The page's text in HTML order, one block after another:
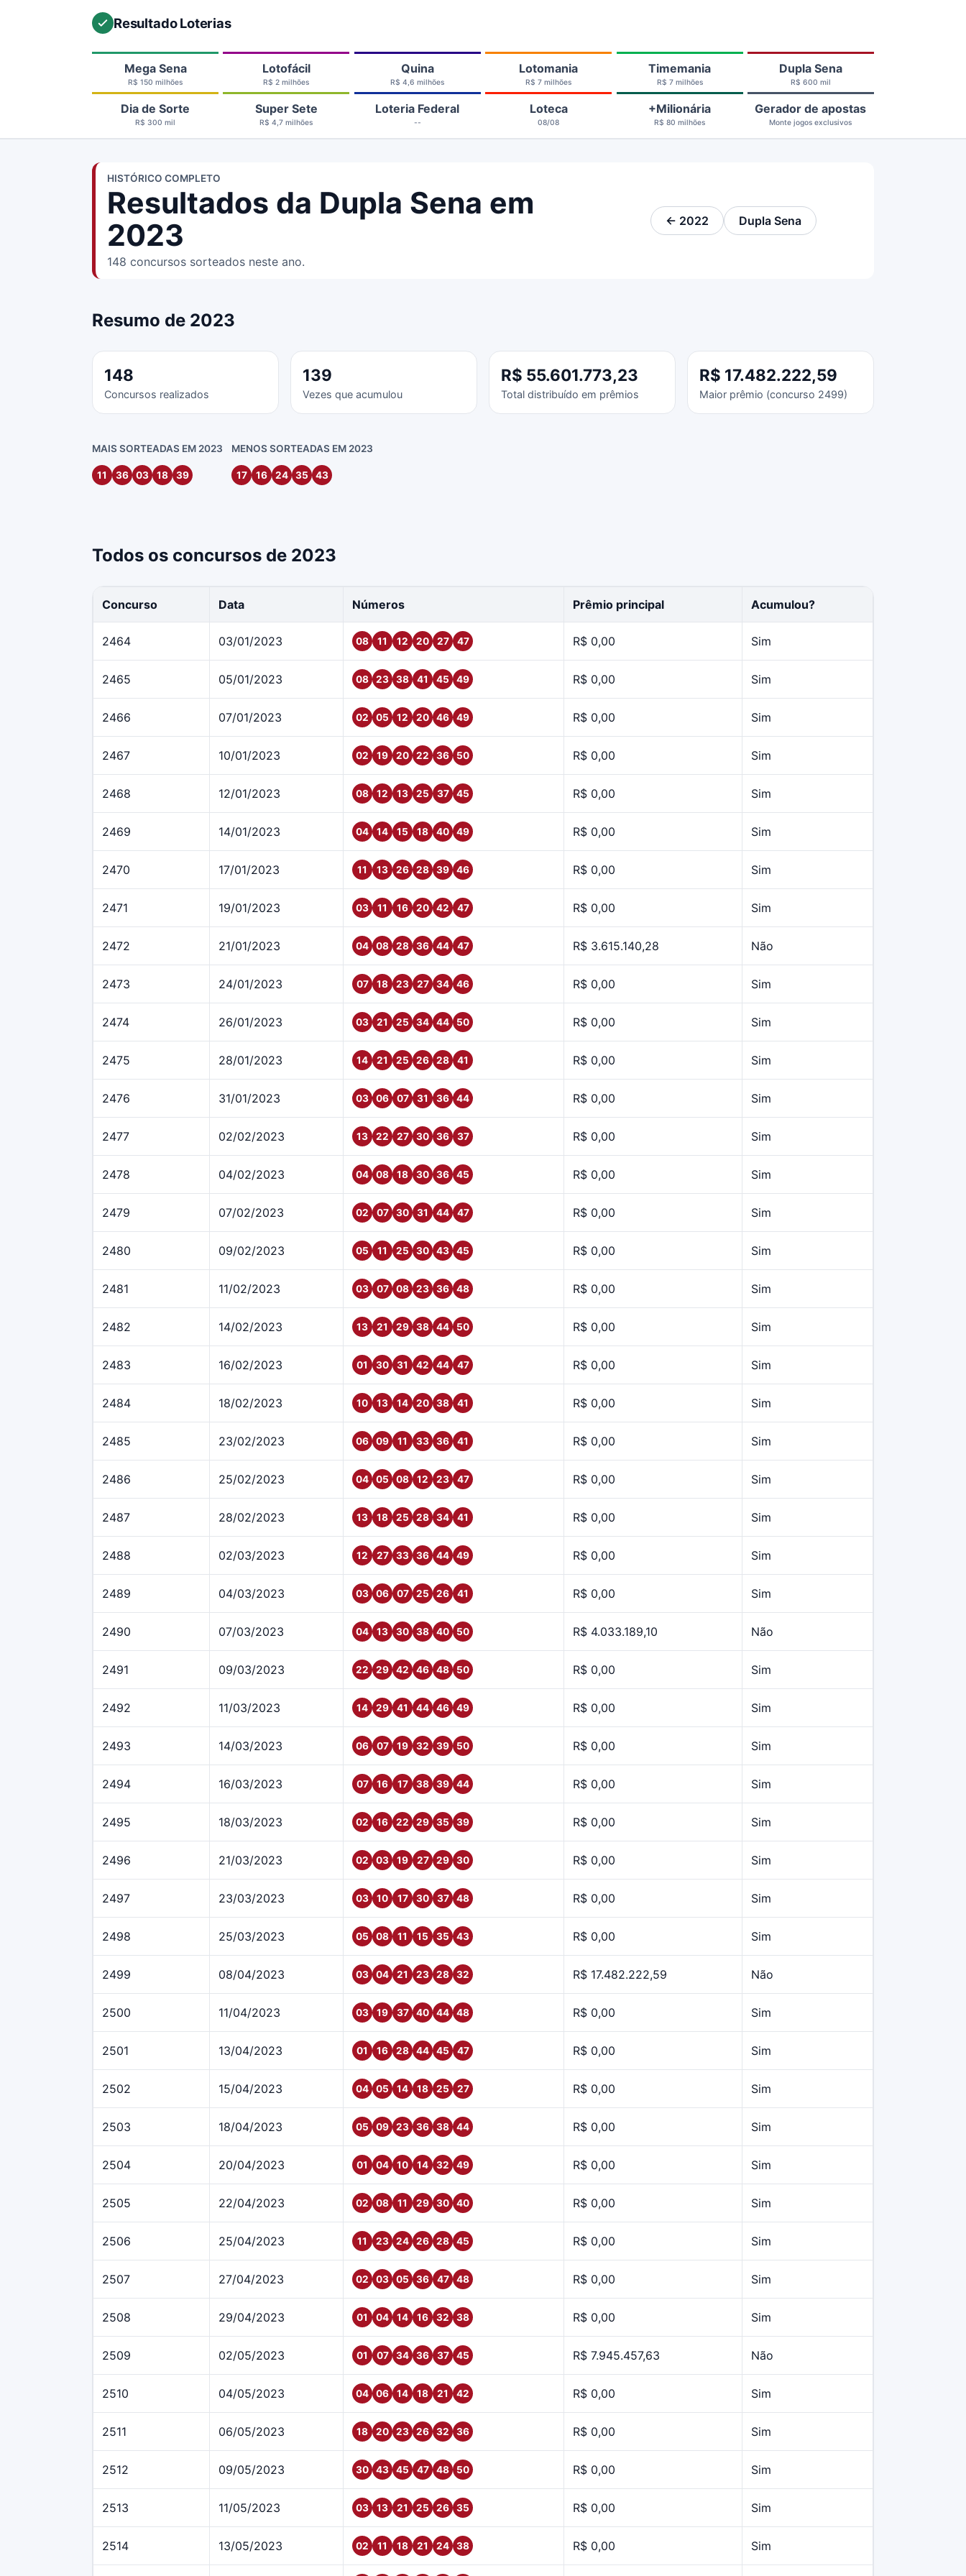
Resultado Loterias
Mega Sena
R$ 150 milhões
Lotofácil
R$ 2 milhões
Quina
R$ 4,6 milhões
Lotomania
R$ 7 milhões
Timemania
R$ 7 milhões
Dupla Sena
R$ 600 mil
Dia de Sorte
R$ 300 mil
Super Sete
R$ 4,7 milhões
Loteria Federal
--
Loteca
08/08
+Milionária
R$ 80 milhões
Gerador de apostas
Monte jogos exclusivos
HISTÓRICO COMPLETO
Resultados da Dupla Sena em
2023
148 concursos sorteados neste ano.
← 2022 Dupla Sena
Resumo de 2023
148
Concursos realizados
139
Vezes que acumulou
R$ 55.601.773,23
Total distribuído em prêmios
R$ 17.482.222,59
Maior prêmio (concurso 2499)
MAIS SORTEADAS EM 2023
11 36 03 18 39
MENOS SORTEADAS EM 2023
17 16 24 35 43
Todos os concursos de 2023
Concurso Data Números Prêmio principal Acumulou?
2464 03/01/2023 08 11 12 20 27 47 R$ 0,00 Sim
2465 05/01/2023 08 23 38 41 45 49 R$ 0,00 Sim
2466 07/01/2023 02 05 12 20 46 49 R$ 0,00 Sim
2467 10/01/2023 02 19 20 22 36 50 R$ 0,00 Sim
2468 12/01/2023 08 12 13 25 37 45 R$ 0,00 Sim
2469 14/01/2023 04 14 15 18 40 49 R$ 0,00 Sim
2470 17/01/2023 11 13 26 28 39 46 R$ 0,00 Sim
2471 19/01/2023 03 11 16 20 42 47 R$ 0,00 Sim
2472 21/01/2023 04 08 28 36 44 47 R$ 3.615.140,28 Não
2473 24/01/2023 07 18 23 27 34 46 R$ 0,00 Sim
2474 26/01/2023 03 21 25 34 44 50 R$ 0,00 Sim
2475 28/01/2023 14 21 25 26 28 41 R$ 0,00 Sim
2476 31/01/2023 03 06 07 31 36 44 R$ 0,00 Sim
2477 02/02/2023 13 22 27 30 36 37 R$ 0,00 Sim
2478 04/02/2023 04 08 18 30 36 45 R$ 0,00 Sim
2479 07/02/2023 02 07 30 31 44 47 R$ 0,00 Sim
2480 09/02/2023 05 11 25 30 43 45 R$ 0,00 Sim
2481 11/02/2023 03 07 08 23 36 48 R$ 0,00 Sim
2482 14/02/2023 13 21 29 38 44 50 R$ 0,00 Sim
2483 16/02/2023 01 30 31 42 44 47 R$ 0,00 Sim
2484 18/02/2023 10 13 14 20 38 41 R$ 0,00 Sim
2485 23/02/2023 06 09 11 33 36 41 R$ 0,00 Sim
2486 25/02/2023 04 05 08 12 23 47 R$ 0,00 Sim
2487 28/02/2023 13 18 25 28 34 41 R$ 0,00 Sim
2488 02/03/2023 12 27 33 36 44 49 R$ 0,00 Sim
2489 04/03/2023 03 06 07 25 26 41 R$ 0,00 Sim
2490 07/03/2023 04 13 30 38 40 50 R$ 4.033.189,10 Não
2491 09/03/2023 22 29 42 46 48 50 R$ 0,00 Sim
2492 11/03/2023 14 29 41 44 46 49 R$ 0,00 Sim
2493 14/03/2023 06 07 19 32 39 50 R$ 0,00 Sim
2494 16/03/2023 07 16 17 38 39 44 R$ 0,00 Sim
2495 18/03/2023 02 16 22 29 35 39 R$ 0,00 Sim
2496 21/03/2023 02 03 19 27 29 30 R$ 0,00 Sim
2497 23/03/2023 03 10 17 30 37 48 R$ 0,00 Sim
2498 25/03/2023 05 08 11 15 35 43 R$ 0,00 Sim
2499 08/04/2023 03 04 21 23 28 32 R$ 17.482.222,59 Não
2500 11/04/2023 03 19 37 40 44 48 R$ 0,00 Sim
2501 13/04/2023 01 16 28 44 45 47 R$ 0,00 Sim
2502 15/04/2023 04 05 14 18 25 27 R$ 0,00 Sim
2503 18/04/2023 05 09 23 36 38 44 R$ 0,00 Sim
2504 20/04/2023 01 04 10 14 32 49 R$ 0,00 Sim
2505 22/04/2023 02 08 11 29 30 40 R$ 0,00 Sim
2506 25/04/2023 11 23 24 26 28 45 R$ 0,00 Sim
2507 27/04/2023 02 03 05 36 47 48 R$ 0,00 Sim
2508 29/04/2023 01 04 14 16 32 38 R$ 0,00 Sim
2509 02/05/2023 01 07 34 36 37 45 R$ 7.945.457,63 Não
2510 04/05/2023 04 06 14 18 21 42 R$ 0,00 Sim
2511 06/05/2023 18 20 23 26 32 36 R$ 0,00 Sim
2512 09/05/2023 30 43 45 47 48 50 R$ 0,00 Sim
2513 11/05/2023 03 13 21 25 26 35 R$ 0,00 Sim
2514 13/05/2023 02 11 18 21 24 38 R$ 0,00 Sim